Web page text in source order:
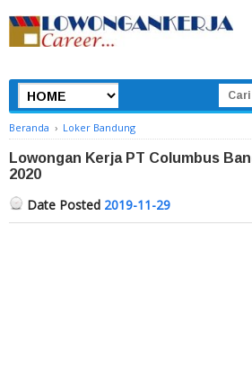
Beranda › Loker Bandung
Lowongan Kerja PT Columbus
2020
Date Posted 2019-11-29